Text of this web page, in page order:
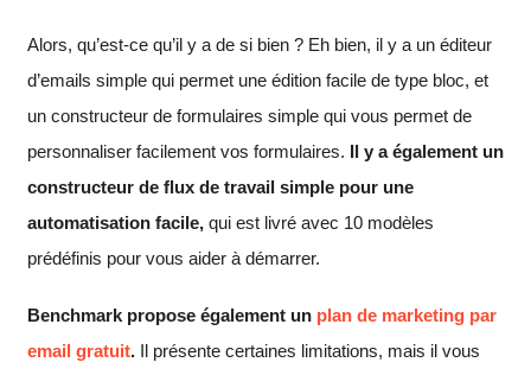
Alors, qu’est-ce qu’il y a de si bien ? Eh bien, il y a un éditeur
d’emails simple qui permet une édition facile de type bloc, et
un constructeur de formulaires simple qui vous permet de
personnaliser facilement vos formulaires. Il y a également un
constructeur de flux de travail simple pour une
automatisation facile, qui est livré avec 10 modèles
prédéfinis pour vous aider à démarrer.
Benchmark propose également un plan de marketing par
email gratuit. Il présente certaines limitations, mais il vous